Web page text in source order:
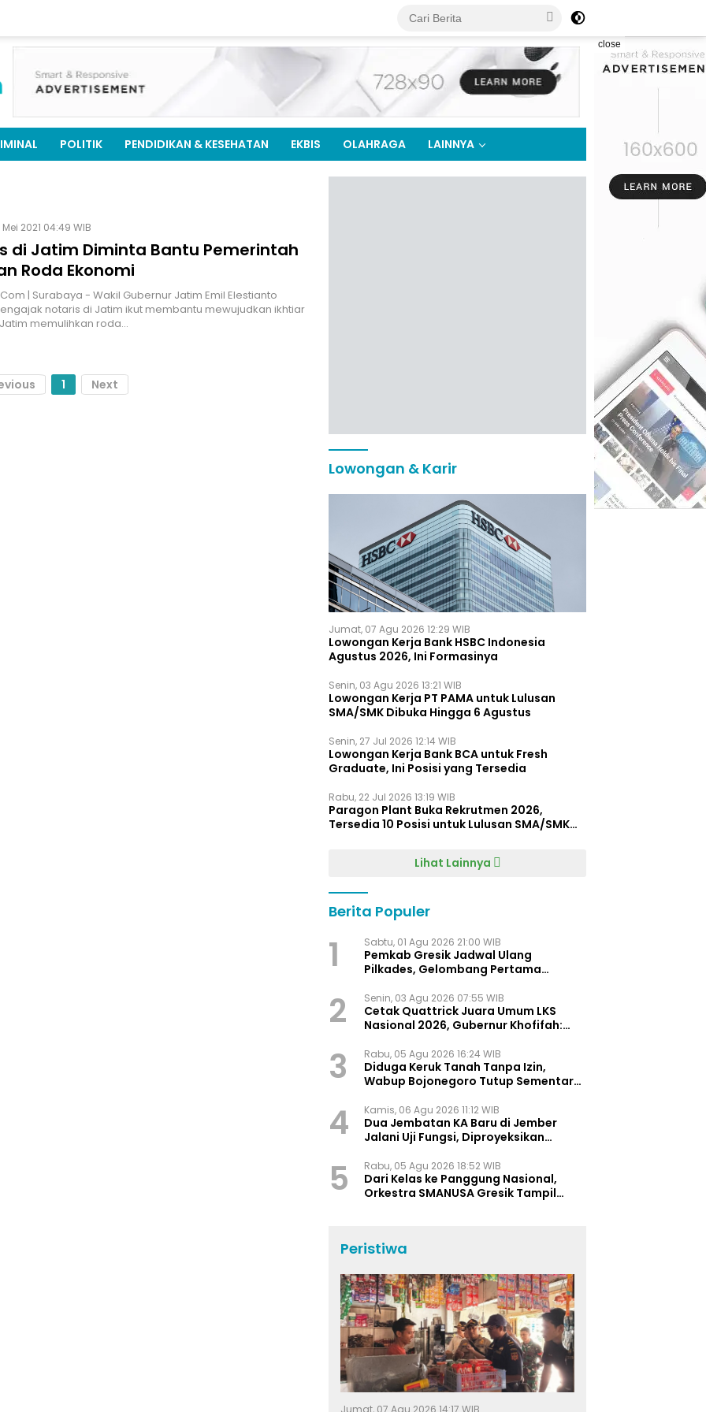
close
POLITIK PENDIDIKAN & KESEHATAN EKBIS OLAHRAGA LAINNYA
2021 04:49 WIB
di Jatim Diminta Bantu Pemerintah
Roda Ekonomi
| Surabaya - Wakil Gubernur Jatim Emil Elestianto
notaris di Jatim ikut membantu mewujudkan ikhtiar
memulihkan roda…
1 Next
Lowongan & Karir
Jumat, 07 Agu 2026 12:29 WIB
Lowongan Kerja Bank HSBC Indonesia
Agustus 2026, Ini Formasinya
Senin, 03 Agu 2026 13:21 WIB
Lowongan Kerja PT PAMA untuk Lulusan
SMA/SMK Dibuka Hingga 6 Agustus
Senin, 27 Jul 2026 12:14 WIB
Lowongan Kerja Bank BCA untuk Fresh
Graduate, Ini Posisi yang Tersedia
Rabu, 22 Jul 2026 13:19 WIB
Paragon Plant Buka Rekrutmen 2026,
Tersedia 10 Posisi untuk Lulusan SMA/SMK
Lihat Lainnya
Berita Populer
1 Sabtu, 01 Agu 2026 21:00 WIB
Pemkab Gresik Jadwal Ulang
Pilkades, Gelombang Pertama
2 Senin, 03 Agu 2026 07:55 WIB
Cetak Quattrick Juara Umum LKS
Nasional 2026, Gubernur Khofifah:
Indonesia
3 Rabu, 05 Agu 2026 16:24 WIB
Diduga Keruk Tanah Tanpa Izin,
Wabup Bojonegoro Tutup Sementara
4 Kamis, 06 Agu 2026 11:12 WIB
Dua Jembatan KA Baru di Jember
Jalani Uji Fungsi, Diproyeksikan
5 Rabu, 05 Agu 2026 18:52 WIB
Dari Kelas ke Panggung Nasional,
Orkestra SMANUSA Gresik Tampil
Peristiwa
Jumat, 07 Agu 2026 14:17 WIB